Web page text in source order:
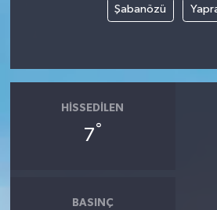
Şabanözü
HISSEDILEN
7°
BASINÇ